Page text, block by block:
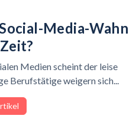
Media-Wahn
Medien scheint der leise
Berufstätige weigern sich...